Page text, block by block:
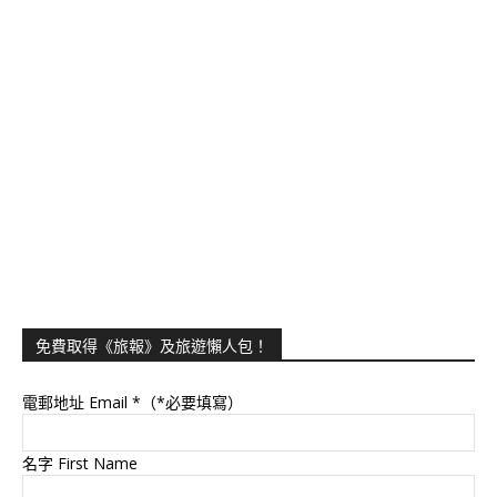
免費取得《旅報》及旅遊懶人包！
電郵地址 Email *（*必要填寫）
名字 First Name